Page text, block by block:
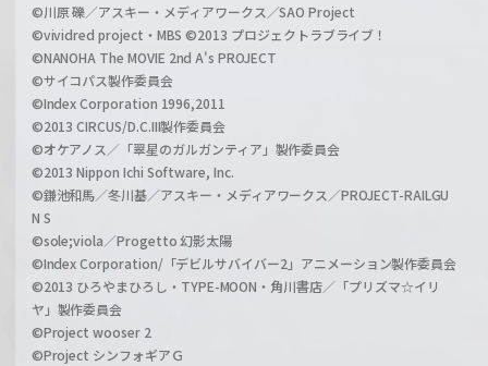
©川原 礫／アスキー・メディアワークス／SAO Project
©vividred project・MBS ©2013 プロジェクトラブライブ！
©NANOHA The MOVIE 2nd A's PROJECT
©サイコパス製作委員会
©Index Corporation 1996,2011
©2013 CIRCUS/D.C.III製作委員会
©オケアノス／「翠星のガルガンティア」製作委員会
©2013 Nippon Ichi Software, Inc.
©鎌池和馬／冬川基／アスキー・メディアワークス／PROJECT-RAILGU
N S
©sole;viola／Progetto 幻影太陽
©Index Corporation/「デビルサバイバー2」アニメーション製作委員会
©2013 ひろやまひろし・TYPE-MOON・角川書店／「プリズマ☆イリ
ヤ」製作委員会
©Project wooser 2
©Project シンフォギアＧ